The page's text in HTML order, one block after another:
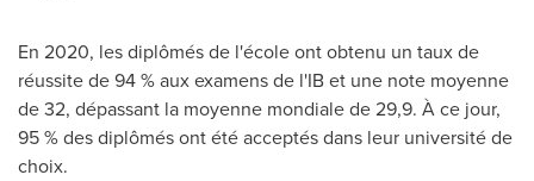
En 2020, les diplômés de l'école ont obtenu un taux de
réussite de 94 % aux examens de l'IB et une note moyenne
de 32, dépassant la moyenne mondiale de 29,9. À ce jour,
95 % des diplômés ont été acceptés dans leur université de
choix.